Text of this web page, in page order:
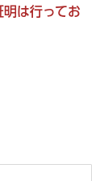
は行ってお